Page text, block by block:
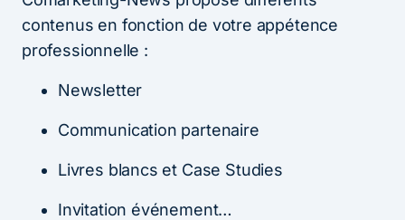
contenus en fonction de votre appétence
professionnelle :
Newsletter
Communication partenaire
Livres blancs et Case Studies
Invitation événement…